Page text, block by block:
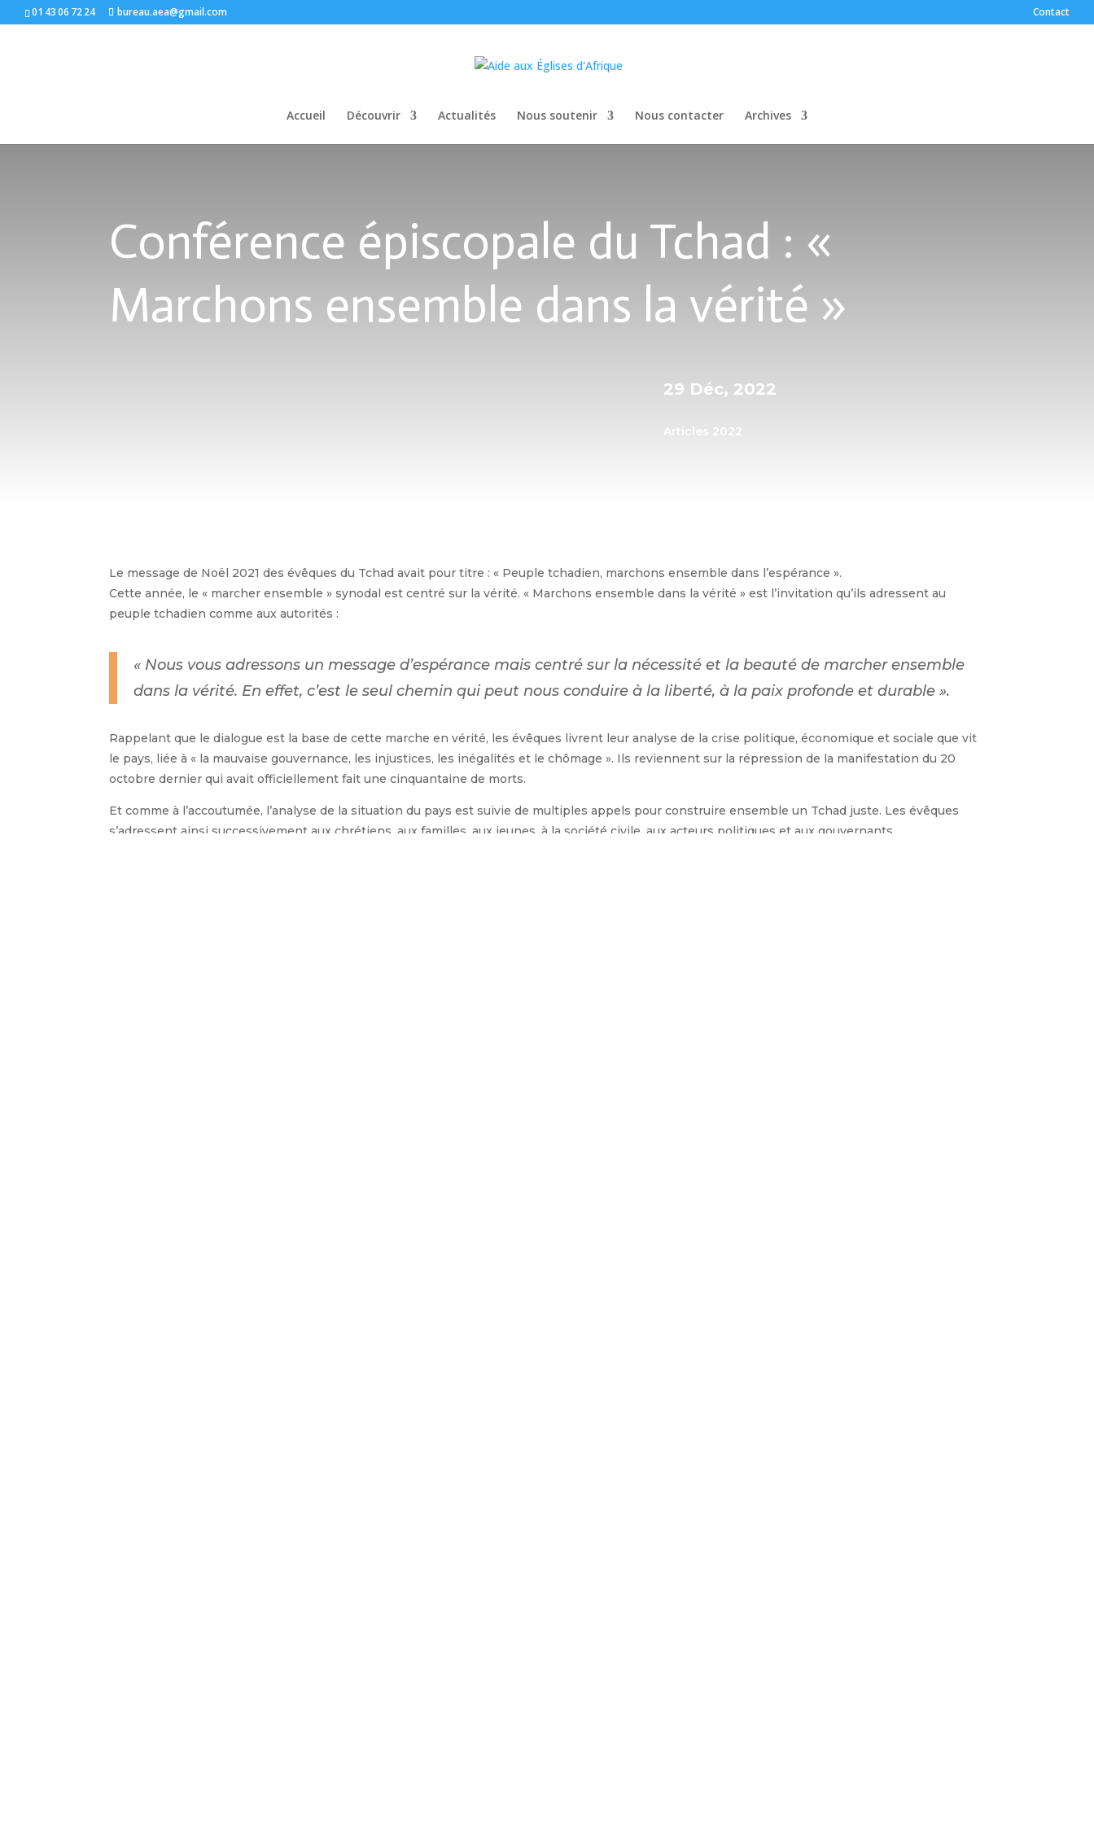
01 43 06 72 24 bureau.aea@gmail.com Contact
Accueil Découvrir Actualités Nous soutenir Nous contacter Archives
Conférence épiscopale du Tchad : «
Marchons ensemble dans la vérité »
29 Déc, 2022
Articles 2022
Le message de Noël 2021 des évêques du Tchad avait pour titre : « Peuple tchadien, marchons ensemble dans l’espérance ».
Cette année, le « marcher ensemble » synodal est centré sur la vérité. « Marchons ensemble dans la vérité » est l’invitation qu’ils adressent au
peuple tchadien comme aux autorités :
« Nous vous adressons un message d’espérance mais centré sur la nécessité et la beauté de marcher ensemble
dans la vérité. En effet, c’est le seul chemin qui peut nous conduire à la liberté, à la paix profonde et durable ».
Rappelant que le dialogue est la base de cette marche en vérité, les évêques livrent leur analyse de la crise politique, économique et sociale que vit
le pays, liée à « la mauvaise gouvernance, les injustices, les inégalités et le chômage ». Ils reviennent sur la répression de la manifestation du 20
octobre dernier qui avait officiellement fait une cinquantaine de morts.
Et comme à l’accoutumée, l’analyse de la situation du pays est suivie de multiples appels pour construire ensemble un Tchad juste. Les évêques
s’adressent ainsi successivement aux chrétiens, aux familles, aux jeunes, à la société civile, aux acteurs politiques et aux gouvernants.